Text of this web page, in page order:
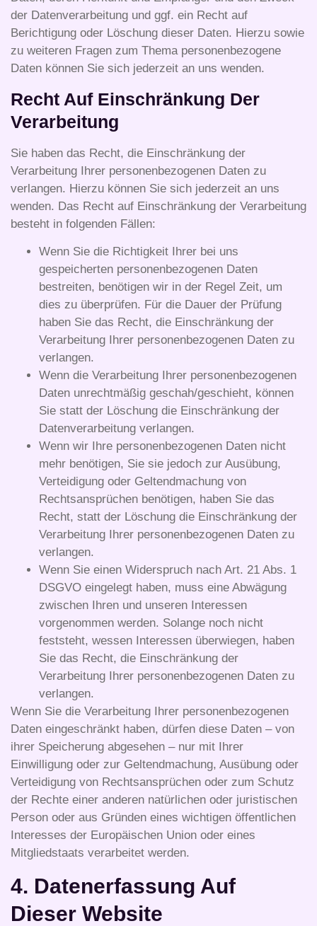
der Datenverarbeitung und ggf. ein Recht auf
Berichtigung oder Löschung dieser Daten. Hierzu sowie
zu weiteren Fragen zum Thema personenbezogene
Daten können Sie sich jederzeit an uns wenden.
Recht Auf Einschränkung Der
Verarbeitung
Sie haben das Recht, die Einschränkung der
Verarbeitung Ihrer personenbezogenen Daten zu
verlangen. Hierzu können Sie sich jederzeit an uns
wenden. Das Recht auf Einschränkung der Verarbeitung
besteht in folgenden Fällen:
Wenn Sie die Richtigkeit Ihrer bei uns
gespeicherten personenbezogenen Daten
bestreiten, benötigen wir in der Regel Zeit, um
dies zu überprüfen. Für die Dauer der Prüfung
haben Sie das Recht, die Einschränkung der
Verarbeitung Ihrer personenbezogenen Daten zu
verlangen.
Wenn die Verarbeitung Ihrer personenbezogenen
Daten unrechtmäßig geschah/geschieht, können
Sie statt der Löschung die Einschränkung der
Datenverarbeitung verlangen.
Wenn wir Ihre personenbezogenen Daten nicht
mehr benötigen, Sie sie jedoch zur Ausübung,
Verteidigung oder Geltendmachung von
Rechtsansprüchen benötigen, haben Sie das
Recht, statt der Löschung die Einschränkung der
Verarbeitung Ihrer personenbezogenen Daten zu
verlangen.
Wenn Sie einen Widerspruch nach Art. 21 Abs. 1
DSGVO eingelegt haben, muss eine Abwägung
zwischen Ihren und unseren Interessen
vorgenommen werden. Solange noch nicht
feststeht, wessen Interessen überwiegen, haben
Sie das Recht, die Einschränkung der
Verarbeitung Ihrer personenbezogenen Daten zu
verlangen.
Wenn Sie die Verarbeitung Ihrer personenbezogenen
Daten eingeschränkt haben, dürfen diese Daten – von
ihrer Speicherung abgesehen – nur mit Ihrer
Einwilligung oder zur Geltendmachung, Ausübung oder
Verteidigung von Rechtsansprüchen oder zum Schutz
der Rechte einer anderen natürlichen oder juristischen
Person oder aus Gründen eines wichtigen öffentlichen
Interesses der Europäischen Union oder eines
Mitgliedstaats verarbeitet werden.
4. Datenerfassung Auf
Dieser Website